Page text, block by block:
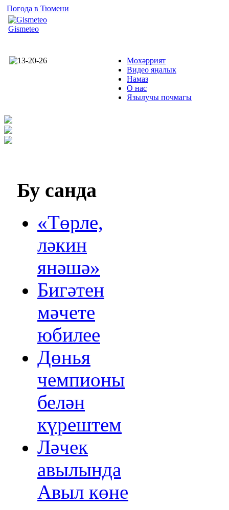
Погода в Тюмени
Gismeteo
Мөхәррият
Видео яңалык
Намаз
О нас
Язылучы почмагы
Бу санда
«Төрле,
ләкин
янәшә»
Бигәтен
мәчете
юбилее
Дөнья
чемпионы
белән
күрештем
Ләчек
авылында
Авыл көне